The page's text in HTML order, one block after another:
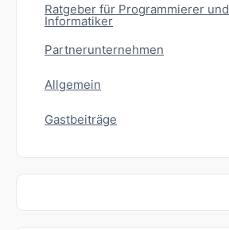
Ratgeber für Programmierer und
Informatiker
Partnerunternehmen
Allgemein
Gastbeiträge